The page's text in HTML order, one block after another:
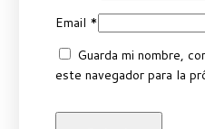
Email *
Guarda mi nombre,
este navegador para la